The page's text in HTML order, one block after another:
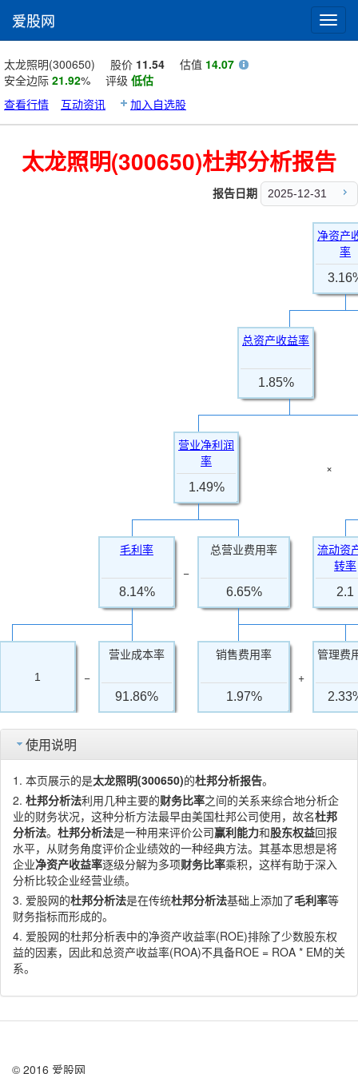
爱股网
太龙照明(300650) 股价 11.54 估值 14.07
安全边际 21.92% 评级 低估
查看行情
互动资讯 加入自选股
太龙照明(300650)杜邦分析报告
报告日期 2025-12-31
净资产
率
总资产收益率
1.85%
营业净利润
率
1.49%
×
毛利率
8.14%
−
总营业费用率
6.65%
流动资
转率
2.1
1 −
营业成本率
91.86%
销售费用率
1.97%
+
管理费
使用说明
本页展示的是太龙照明(300650)的杜邦分析报告。
杜邦分析法利用几种主要的财务比率之间的关系来综合地分析企
业的财务状况，这种分析方法最早由美国杜邦公司使用，故名杜邦
分析法。 杜邦分析法是一种用来评价公司赢利能力和股东权益回报
水平，从财务角度评价企业绩效的一种经典方法。其基本思想是将
企业净资产收益率逐级分解为多项财务比率乘积，这样有助于深入
分析比较企业经营业绩。
爱股网的杜邦分析法是在传统杜邦分析法基础上添加了毛利率等
财务指标而形成的。
爱股网的杜邦分析表中的净资产收益率(ROE)排除了少数股东权
益的因素，因此和总资产收益率(ROA)不具备ROE = ROA * EM的关
系。
© 2016 爱股网